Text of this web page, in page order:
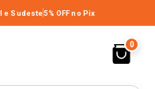
e Sudeste5% OFF no Pix
0